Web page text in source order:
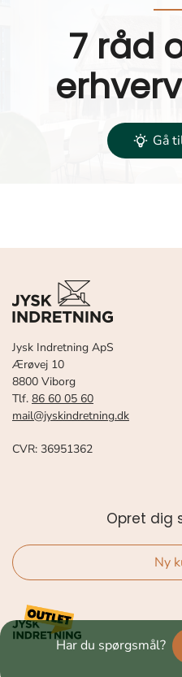
7 råd
Gå
Jysk Indretning ApS
Ærøvej 10
8800 Viborg
Tlf. 86 60 05 60
mail@jyskindretning.dk
CVR: 36951362
Opret dig
Ny
Har du spørgsmål?